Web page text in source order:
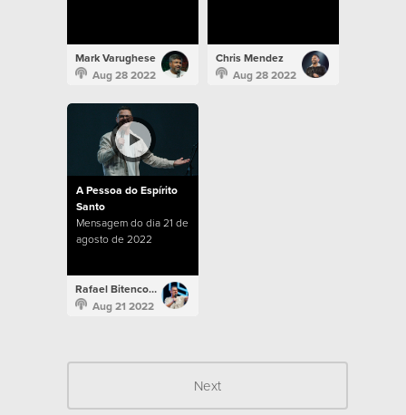
Mark Varughese
Aug 28 2022
Chris Mendez
Aug 28 2022
A Pessoa do Espírito
Santo
Mensagem do dia 21 de
agosto de 2022
Rafael Bitencourt
Aug 21 2022
Next